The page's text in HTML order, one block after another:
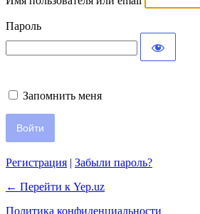
Пароль
Запомнить меня
Регистрация | Забыли пароль?
← Перейти к Yep.uz
Политика конфиденциальности